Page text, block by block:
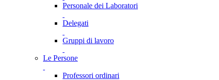
Personale dei Laboratori
Delegati
Gruppi di lavoro
Le Persone
Professori ordinari